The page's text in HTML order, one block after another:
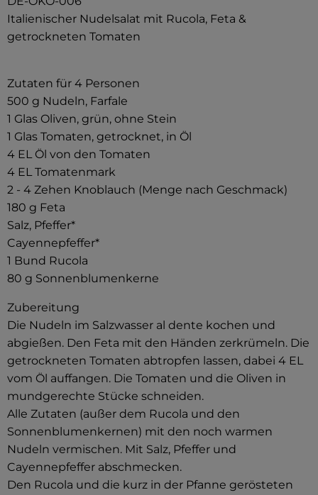
Italienischer Nudelsalat mit Rucola, Feta &
getrockneten Tomaten
Zutaten für 4 Personen
500 g Nudeln, Farfale
1 Glas Oliven, grün, ohne Stein
1 Glas Tomaten, getrocknet, in Öl
4 EL Öl von den Tomaten
4 EL Tomatenmark
2 - 4 Zehen Knoblauch (Menge nach Geschmack)
180 g Feta
Salz, Pfeffer*
Cayennepfeffer*
1 Bund Rucola
80 g Sonnenblumenkerne
Zubereitung
Die Nudeln im Salzwasser al dente kochen und
abgießen. Den Feta mit den Händen zerkrümeln. Die
getrockneten Tomaten abtropfen lassen, dabei 4 EL
vom Öl auffangen. Die Tomaten und die Oliven in
mundgerechte Stücke schneiden.
Alle Zutaten (außer dem Rucola und den
Sonnenblumenkernen) mit den noch warmen
Nudeln vermischen. Mit Salz, Pfeffer und
Cayennepfeffer abschmecken.
Den Rucola und die kurz in der Pfanne gerösteten